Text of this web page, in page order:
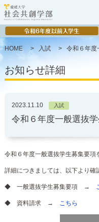
HOME > 入試 > 令和６年度
お知らせ詳細
2023.11.10 入試
令和６年度一般選抜
令和６年度一般選抜学生募集要項
詳細につきましては、以下より確
◆ 一般選抜学生募集要項 →
◆ 資料請求 → こちら